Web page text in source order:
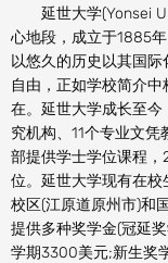
延世大学(Yonsei
心地段，成立于1885
以悠久的历史以其国
自由，正如学校简介
在。延世大学成长至今
究机构、11个专业文
部提供学士学位课程
位。延世大学现有在校
校区(江原道原州市)和
提供多种奖学金(冠延
学期3300美元;新生奖